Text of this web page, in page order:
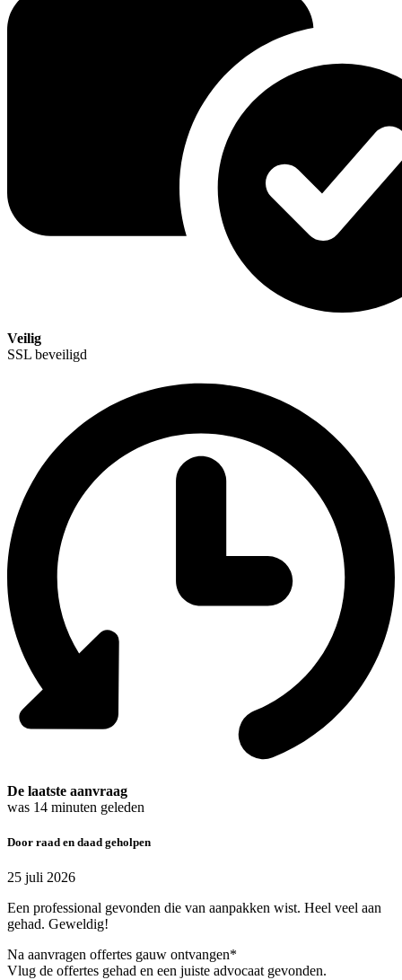
Veilig
SSL beveiligd
De laatste aanvraag
was 14 minuten geleden
Door raad en daad geholpen
25 juli 2026
Een professional gevonden die van aanpakken wist. Heel veel aan
gehad. Geweldig!
Na aanvragen offertes gauw ontvangen*
Vlug de offertes gehad en een juiste advocaat gevonden.